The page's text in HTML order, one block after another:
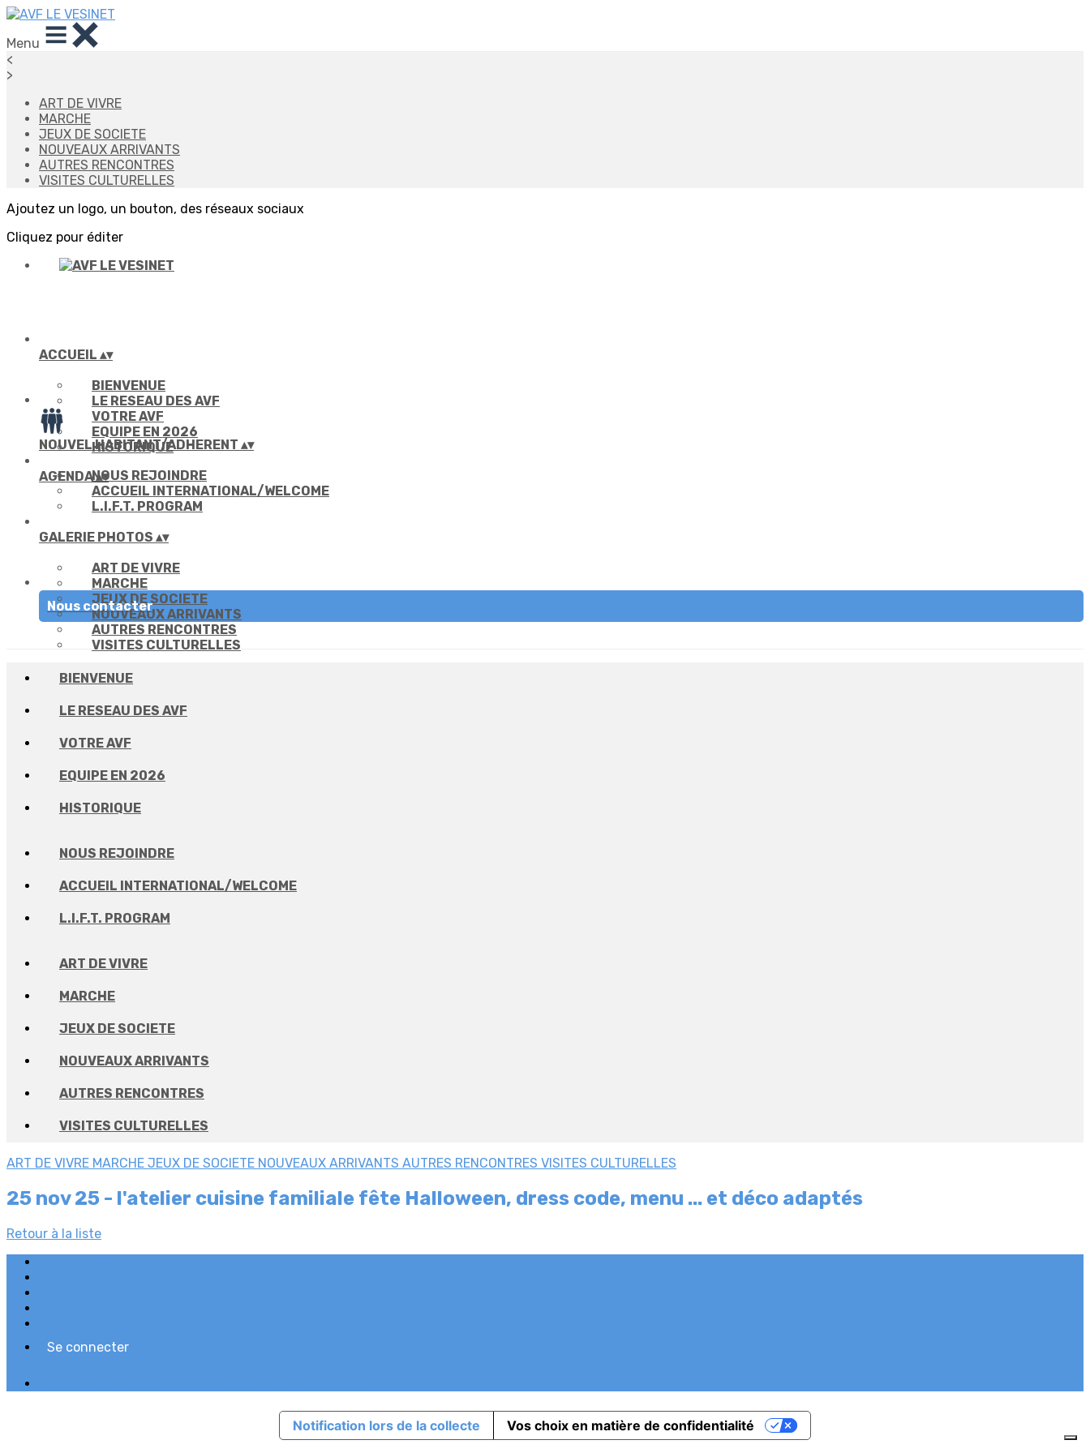
Menu
<
>
ART DE VIVRE
MARCHE
JEUX DE SOCIETE
NOUVEAUX ARRIVANTS
AUTRES RENCONTRES
VISITES CULTURELLES
Ajoutez un logo, un bouton, des réseaux sociaux
Cliquez pour éditer
ACCUEIL ▴▾
BIENVENUE
LE RESEAU DES AVF
VOTRE AVF
EQUIPE EN 2026
HISTORIQUE
NOUVEL HABITANT/ADHERENT ▴▾
NOUS REJOINDRE
ACCUEIL INTERNATIONAL/WELCOME
L.I.F.T. PROGRAM
AGENDA▴▾
GALERIE PHOTOS ▴▾
ART DE VIVRE
MARCHE
JEUX DE SOCIETE
NOUVEAUX ARRIVANTS
AUTRES RENCONTRES
VISITES CULTURELLES
Nous contacter
BIENVENUE
LE RESEAU DES AVF
VOTRE AVF
EQUIPE EN 2026
HISTORIQUE
NOUS REJOINDRE
ACCUEIL INTERNATIONAL/WELCOME
L.I.F.T. PROGRAM
ART DE VIVRE
MARCHE
JEUX DE SOCIETE
NOUVEAUX ARRIVANTS
AUTRES RENCONTRES
VISITES CULTURELLES
ART DE VIVRE MARCHE JEUX DE SOCIETE NOUVEAUX ARRIVANTS AUTRES RENCONTRES VISITES CULTURELLES
25 nov 25 - l'atelier cuisine familiale fête Halloween, dress code, menu ... et déco adaptés
Retour à la liste
Se connecter
Notification lors de la collecte Vos choix en matière de confidentialité